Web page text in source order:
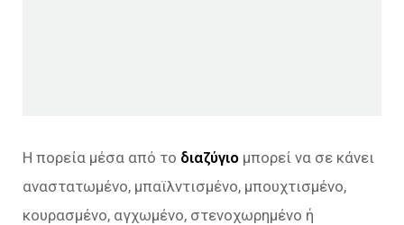
Η πορεία μέσα από το διαζύγιο μπορεί να σε κάνει
αναστατωμένο, μπαϊλντισμένο, μπουχτισμένο,
κουρασμένο, αγχωμένο, στενοχωρημένο ή